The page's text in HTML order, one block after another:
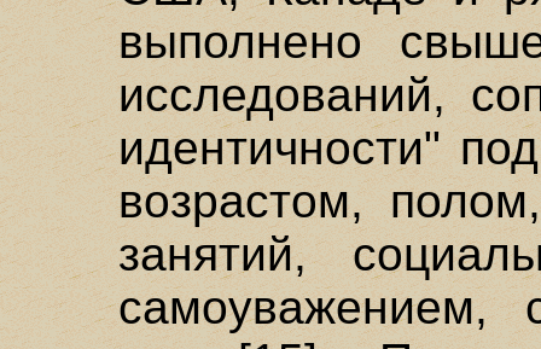
выполнено
исследований,
идентичности"
возрастом,
занятий,
самоуважением,